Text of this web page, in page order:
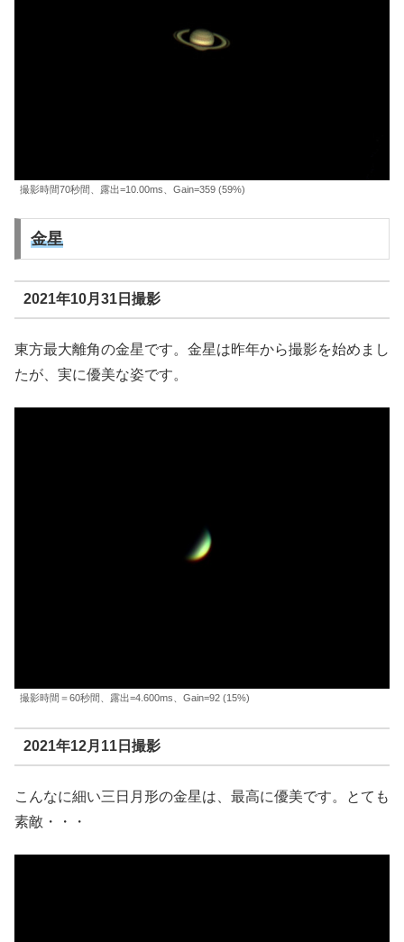
撮影時間70秒間、露出=10.00ms、Gain=359 (59%)
金星
2021年10月31日撮影
東方最大離角の金星です。金星は昨年から撮影を始めまし
たが、実に優美な姿です。
撮影時間＝60秒間、露出=4.600ms、Gain=92 (15%)
2021年12月11日撮影
こんなに細い三日月形の金星は、最高に優美です。とても
素敵・・・